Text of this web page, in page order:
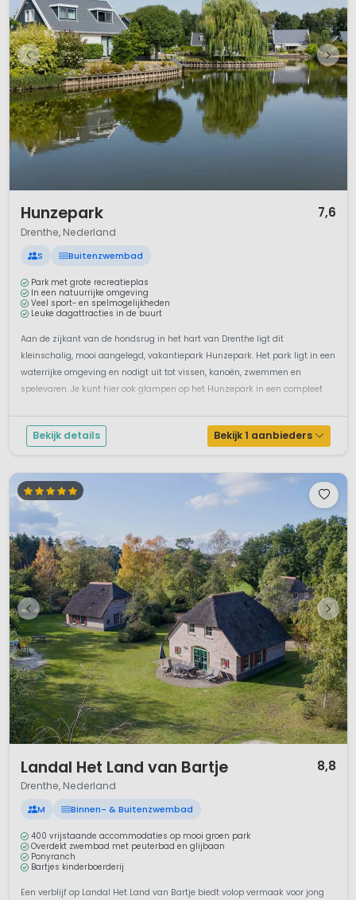
Hunzepark 7,6
Drenthe, Nederland
S Buitenzwembad
Park met grote recreatieplas
In een natuurrijke omgeving
Veel sport- en spelmogelijkheden
Leuke dagattracties in de buurt
Aan de zijkant van de hondsrug in het hart van Drenthe ligt dit
kleinschalig, mooi aangelegd, vakantiepark Hunzepark. Het park ligt in een
waterrijke omgeving en nodigt uit tot vissen, kanoën, zwemmen en
spelevaren. Je kunt hier ook glampen op het Hunzepark in een compleet
Bekijk details Bekijk 1 aanbieders
Landal Het Land van Bartje 8,8
Drenthe, Nederland
M Binnen- & Buitenzwembad
400 vrijstaande accommodaties op mooi groen park
Overdekt zwembad met peuterbad en glijbaan
Ponyranch
Bartjes kinderboerderij
Een verblijf op Landal Het Land van Bartje biedt volop vermaak voor jong